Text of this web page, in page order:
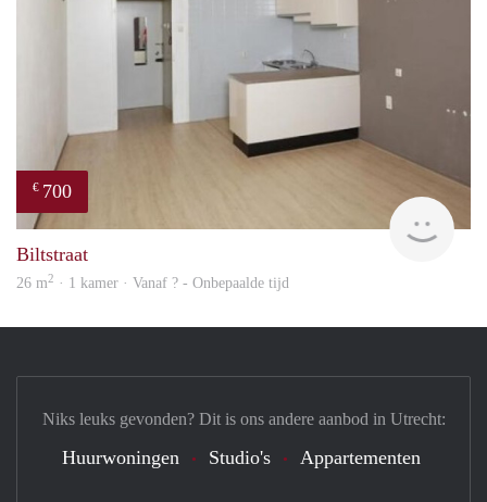
€ 700
Biltstraat
26 m2 · 1 kamer · Vanaf ? - Onbepaalde tijd
Niks leuks gevonden? Dit is ons andere aanbod in Utrecht:
Huurwoningen Studio's Appartementen